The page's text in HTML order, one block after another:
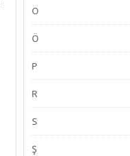
O
Ö
P
R
S
Ş